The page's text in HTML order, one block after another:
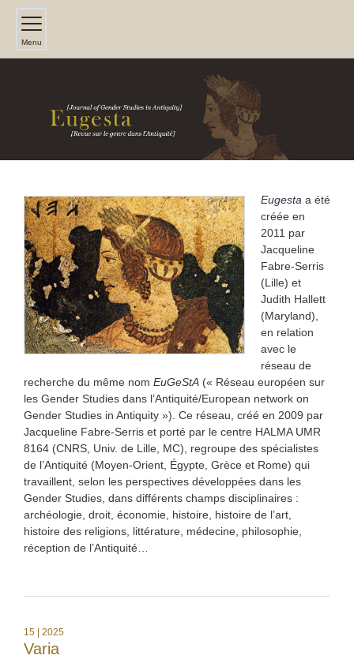
Menu
PRÉSENTATION Eugesta a été
créée en
2011 par
Jacqueline
Fabre-Serris
(Lille) et
Judith Hallett
(Maryland),
en relation
avec le
réseau de
recherche du même nom EuGeStA (« Réseau européen sur
les Gender Studies dans l’Antiquité/European network on
Gender Studies in Antiquity »). Ce réseau, créé en 2009 par
Jacqueline Fabre-Serris et porté par le centre HALMA UMR
8164 (CNRS, Univ. de Lille, MC), regroupe des spécialistes
de l’Antiquité (Moyen-Orient, Égypte, Grèce et Rome) qui
travaillent, selon les perspectives développées dans les
Gender Studies, dans différents champs disciplinaires :
archéologie, droit, économie, histoire, histoire de l’art,
histoire des religions, littérature, médecine, philosophie,
réception de l’Antiquité…
15 | 2025
Varia